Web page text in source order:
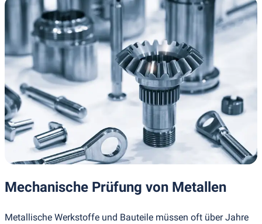
Mechanische Prüfung von Metallen
Metallische Werkstoffe und Bauteile müssen oft über Jahre